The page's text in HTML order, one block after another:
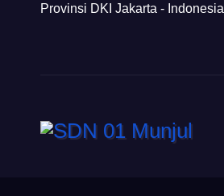
Provinsi DKI Jakarta - Indonesia